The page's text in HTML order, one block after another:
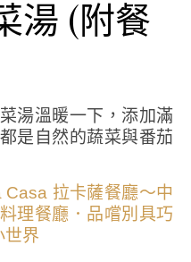
湯 (附餐
湯溫暖一下，添加滿
是自然的蔬菜與番茄